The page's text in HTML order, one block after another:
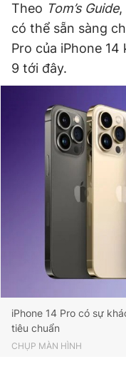
Sản phẩm khác
Tiện ích
Thông tin tòa
Đọc Thanh Niên
Theo dõi báo trên
Hotline
0906 645 777
Theo Tom’s Guide,
có thể sẵn sàng
Pro của iPhone
9 tới đây.
iPhone 14 Pro có sự
tiêu chuẩn
CHỤP MÀN HÌNH